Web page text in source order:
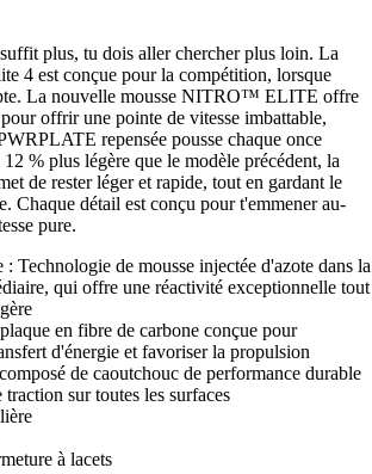
plus, tu dois aller chercher plus loin. La
4 est conçue pour la compétition, lorsque
La nouvelle mousse NITRO™ ELITE offre
offrir une pointe de vitesse imbattable,
repensée pousse chaque once
% plus légère que le modèle précédent, la
de rester léger et rapide, tout en gardant le
Chaque détail est conçu pour t'emmener au-
pure.
de mousse injectée d'azote dans la
qui offre une réactivité exceptionnelle tout
en fibre de carbone conçue pour
d'énergie et favoriser la propulsion
de caoutchouc de performance durable
sur toutes les surfaces
à lacets